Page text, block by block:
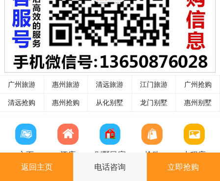
广州旅游 惠州旅游 清远旅游 江门旅游 广州抢购
清远抢购 惠州抢购 从化别墅 龙门别墅 惠州别墅
主页 酒店 别墅民宿 抢购 小程序
返回主页 电话咨询 立即抢购